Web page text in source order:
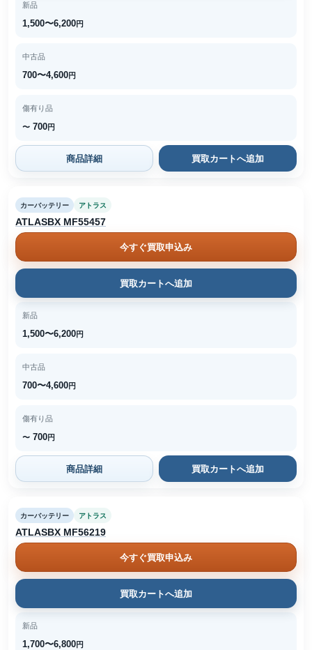
新品
1,500〜6,200円
中古品
700〜4,600円
傷有り品
〜 700円
商品詳細 買取カートへ追加
カーバッテリー アトラス
ATLASBX MF55457
今すぐ買取申込み
買取カートへ追加
新品
1,500〜6,200円
中古品
700〜4,600円
傷有り品
〜 700円
商品詳細 買取カートへ追加
カーバッテリー アトラス
ATLASBX MF56219
今すぐ買取申込み
買取カートへ追加
新品
1,700〜6,800円